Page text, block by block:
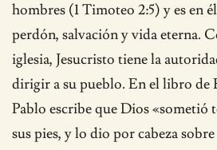
hombres (1 Timoteo 2:5) y es en
perdón, salvación y vida eterna.
iglesia, Jesucristo tiene la
dirigir a su pueblo. En el libro de
Pablo escribe que Dios «sometió
sus pies, y lo dio por cabeza sobre